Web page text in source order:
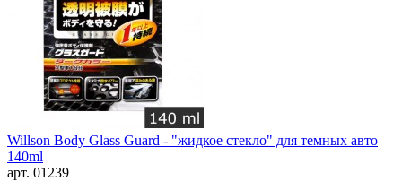
Willson Body Glass Guard - "жидкое стекло" для темных авто
140ml
арт. 01239